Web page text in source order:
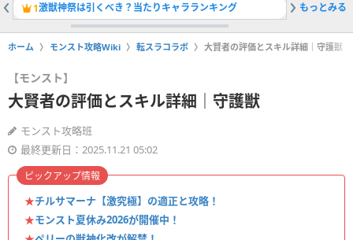
1激獣神祭は引くべき？当たりキャラランキング 2最強キ
もっとみる
ホーム モンスト攻略Wiki 転スラコラボ 大賢者の評価とスキル詳細｜守護獣
【モンスト】
大賢者の評価とスキル詳細｜守護獣
モンスト攻略班
最終更新日：2025.11.21 05:02
★チルサマーナ【激究極】の適正と攻略！
★モンスト夏休み2026が開催中！
ピックアップ情報